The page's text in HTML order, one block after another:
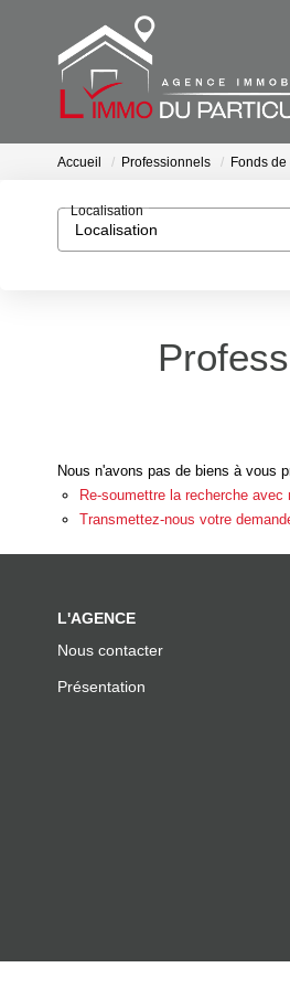
Accueil Professionnels Fonds
Localisation
Localisation
Nous n'avons pas de biens à vous
Re-soumettre la recherche avec
Transmettez-nous votre
L'AGENCE
Nous contacter
Présentation